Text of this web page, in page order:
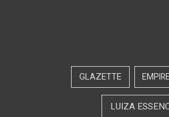
GLAZETTE
LUIZA